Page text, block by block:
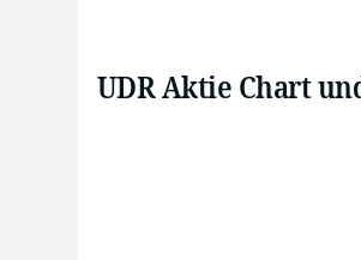
UDR Aktie Chart